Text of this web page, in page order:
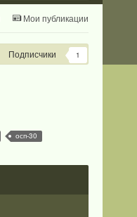
Мои публикации
Подписчики 1
осп-30